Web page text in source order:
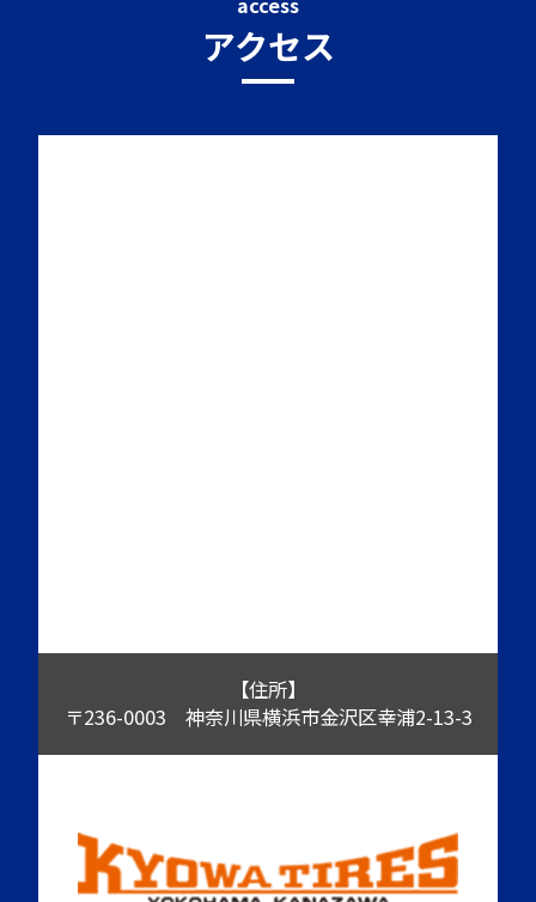
アクセス
【住所】
〒236-0003 神奈川県横浜市金沢区幸浦2-13-3